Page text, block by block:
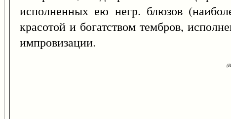
исполненных ею негр. блюзов
красотой и богатством тембров,
импровизации.